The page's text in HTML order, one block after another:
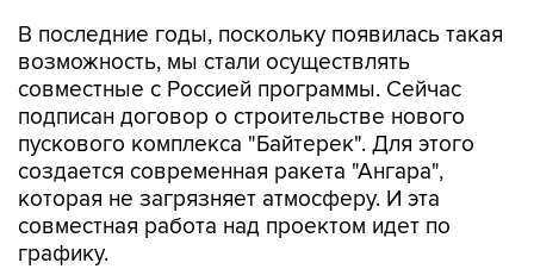
В последние годы, поскольку появилась такая
возможность, мы стали осуществлять
совместные с Россией программы. Сейчас
подписан договор о строительстве нового
пускового комплекса "Байтерек". Для этого
создается современная ракета "Ангара",
которая не загрязняет атмосферу. И эта
совместная работа над проектом идет по
графику.